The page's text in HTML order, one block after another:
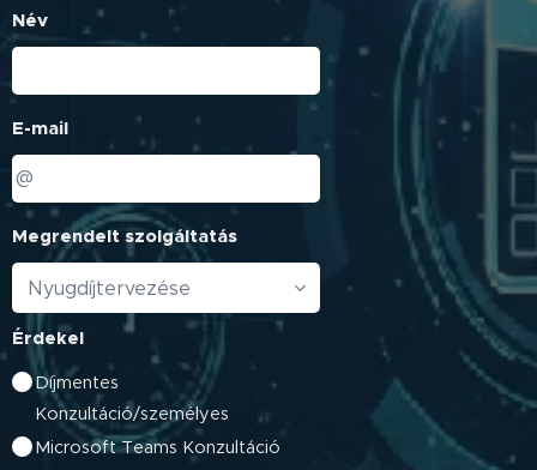
Név
E-mail
Megrendelt szolgáltatás
Érdekel
Díjmentes
Konzultáció/személyes
Microsoft Teams Konzultáció